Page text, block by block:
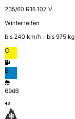
235/60 R18 107 V
Winterreifen
bis 240 km⁠/⁠h - bis 975 kg
C
B
69dB